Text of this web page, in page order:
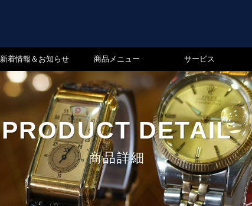
新着情報＆お知らせ 商品メニュー サービス
PRODUCT DETAIL
商品詳細